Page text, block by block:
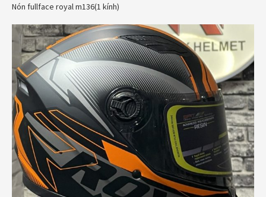
Nón fullface royal m136(1 kính)